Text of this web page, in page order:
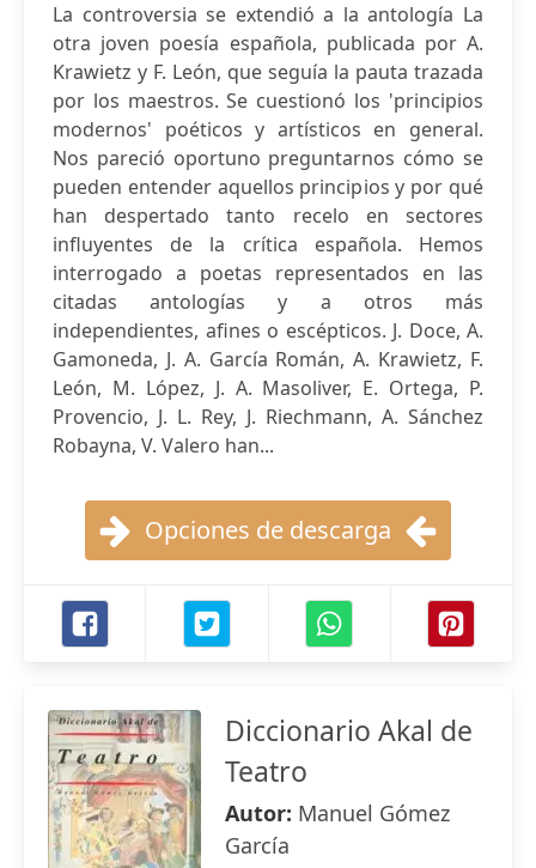
La controversia se extendió a la antología La
otra joven poesía española, publicada por A.
Krawietz y F. León, que seguía la pauta trazada
por los maestros. Se cuestionó los 'principios
modernos' poéticos y artísticos en general.
Nos pareció oportuno preguntarnos cómo se
pueden entender aquellos principios y por qué
han despertado tanto recelo en sectores
influyentes de la crítica española. Hemos
interrogado a poetas representados en las
citadas antologías y a otros más
independientes, afines o escépticos. J. Doce, A.
Gamoneda, J. A. García Román, A. Krawietz, F.
León, M. López, J. A. Masoliver, E. Ortega, P.
Provencio, J. L. Rey, J. Riechmann, A. Sánchez
Robayna, V. Valero han...
Opciones de descarga
Diccionario Akal de
Teatro
Autor: Manuel Gómez
García